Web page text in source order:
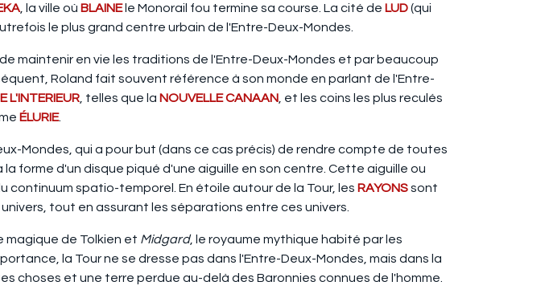
, la ville où BLAINEle Monorail fou termine sa course. La cité de LUD(qui
le plus grand centre urbain de l'Entre-Deux-Mondes.
maintenir en vie les traditions de l'Entre-Deux-Mondes et par beaucoup
Roland fait souvent référence à son monde en parlant de l'Entre-
L'INTERIEUR , telles que la NOUVELLE CANAAN , et les coins les plus reculés
ÉLURIE.
Mondes, qui a pour but (dans ce cas précis) de rendre compte de toutes
forme d'un disque piqué d'une aiguille en son centre. Cette aiguille ou
continuum spatio-temporel. En étoile autour de la Tour, les RAYONSsont
tout en assurant les séparations entre ces univers.
magique de Tolkien et Midgard, le royaume mythique habité par les
la Tour ne se dresse pas dans l'Entre-Deux-Mondes, mais dans la
choses et une terre perdue au-delà des Baronnies connues de l'homme.